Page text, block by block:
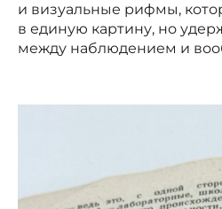
и визуальные рифмы,
в единую картину, но
между наблюдением и